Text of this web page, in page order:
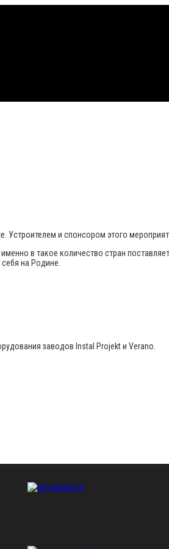
и спонсором этого
в такое количество стран
на Родине.
заводов Instal Projekt и Verano.